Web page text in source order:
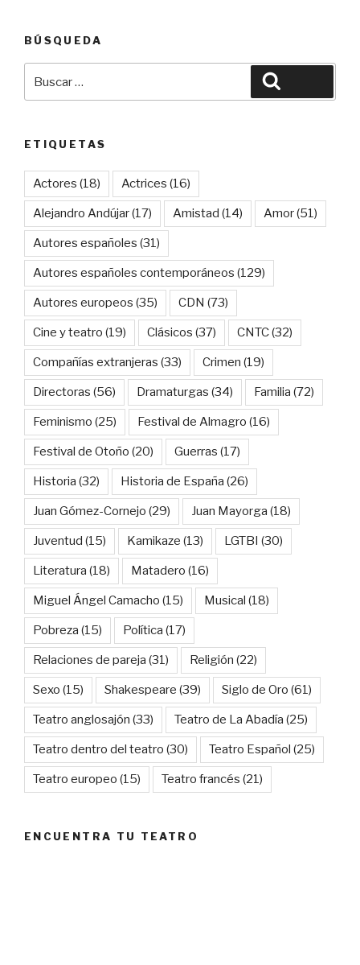
BÚSQUEDA
por:
ETIQUETAS
Actores (18) Actrices (16)
Alejandro Andújar(17) Amistad (14) Amor(51)
Autores españoles (31)
Autores españoles contemporáneos (129)
Autores europeos (35) CDN (73)
Cine y teatro (19) Clásicos (37) CNTC(32)
Compañías extranjeras (33) Crimen (19)
Directoras (56) Dramaturgas (34) Familia (72)
Feminismo (25) Festival de Almagro (16)
Festival de Otoño (20) Guerras (17)
Historia (32) Historia de España (26)
Juan Gómez-Cornejo (29) Juan Mayorga (18)
Juventud (15) Kamikaze (13) LGTBI (30)
Literatura (18) Matadero (16)
Miguel Ángel Camacho (15) Musical (18)
Pobreza (15) Política (17)
Relaciones de pareja (31) Religión (22)
Sexo (15) Shakespeare (39) Siglo de Oro (61)
Teatro anglosajón (33) Teatro de La Abadía (25)
Teatro dentro del teatro (30) Teatro Español (25)
Teatro europeo (15) Teatro francés (21)
ENCUENTRA TU TEATRO